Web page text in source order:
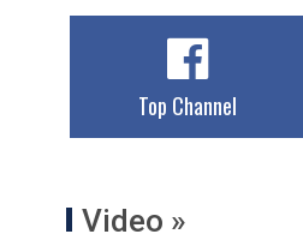
Top Channel
Video »